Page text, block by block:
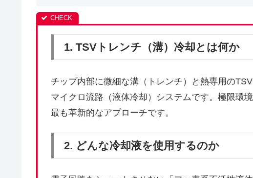
1. TSVトレンチ（溝）冷却とは何か
チップ内部に微細な溝（トレンチ）と熱専用の
マイクロ流路（液体冷却）システムです。極限環
最も革新的なアプローチです。
2. どんな冷却液を使用するのか